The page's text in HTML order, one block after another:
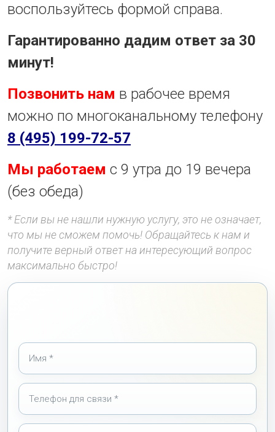
воспользуйтесь формой справа.
Гарантированно дадим ответ за 30
минут!
Позвонить нам в рабочее время
можно по многоканальному телефону
8 (495) 199-72-57
Мы работаем с 9 утра до 19 вечера
(без обеда)
* Если вы не нашли нужную услугу, это не означает,
что мы не сможем помочь! Обращайтесь к нам и
получите верный ответ на интересующий вопрос
максимально быстро!